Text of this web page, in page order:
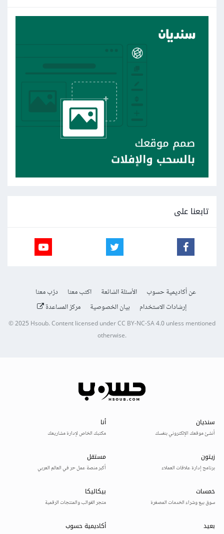
تابعنا على
عن أكاديمية حسوب الأسئلة الشائعة اكتب معنا
درّب معنا
إرشادات الاستخدام
بيان الخصوصية مركز المساعدة
© 2025Hsoub.Content licensed underCC BY-NC-SA 4.0unless mentioned
otherwise.